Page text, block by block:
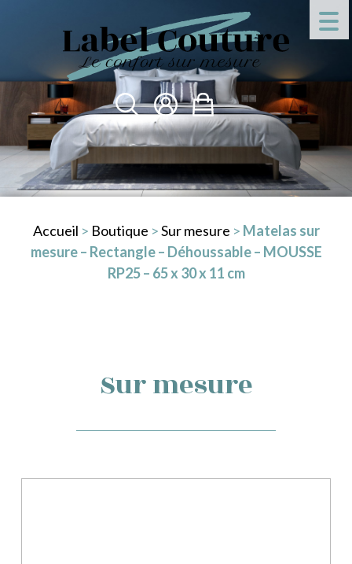
Accueil > Boutique >Sur mesure > Matelas sur
mesure – Rectangle – Déhoussable – MOUSSE
RP25 – 65 x 30 x 11 cm
Sur mesure